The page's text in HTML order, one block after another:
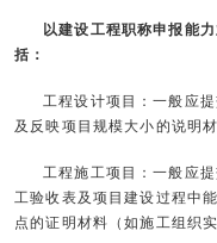
以建设工程职称申报能
括：
工程设计项目：一般应
及反映项目规模大小的说明
工程施工项目：一般应
工验收表及项目建设过程中
点的证明材料（如施工组织